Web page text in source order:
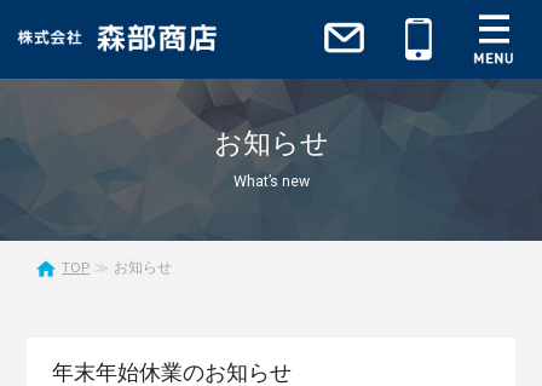
お知らせ
What’s new
TOP お知らせ
年末年始休業のお知らせ